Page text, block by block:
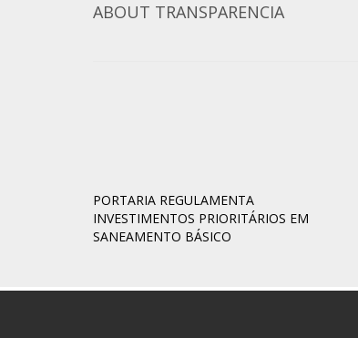
ABOUT TRANSPARENCIA
PORTARIA REGULAMENTA
INVESTIMENTOS PRIORITÁRIOS EM
SANEAMENTO BÁSICO